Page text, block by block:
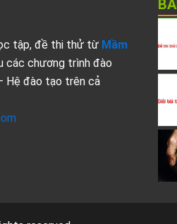
tập, đề thi thử từ Mầm
các chương trình đào
Hệ đào tạo trên cả